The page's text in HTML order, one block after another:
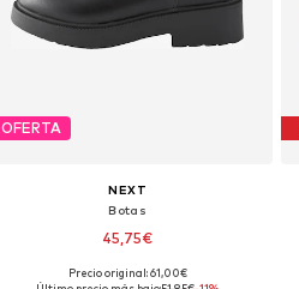
OFERTA
NEXT
Botas
45,75€
Disponible en muchas tallas
Precio original: 61,00€